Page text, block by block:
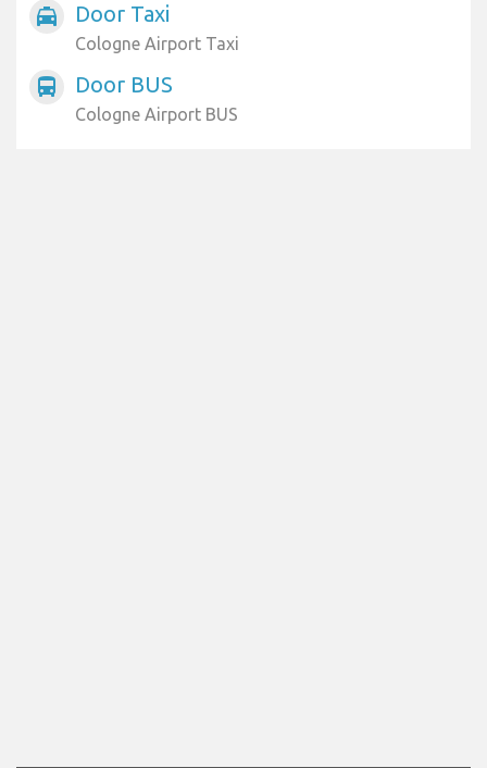
local_taxi Door Taxi
Cologne Airport Taxi
directions_bus Door BUS
Cologne Airport BUS